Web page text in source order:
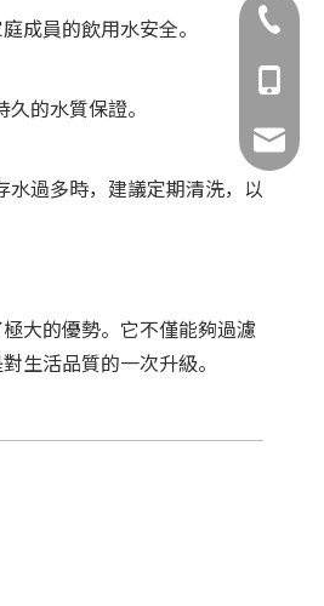
成員的飲用水安全。
的水質保證。
過多時，建議定期清洗，以
大的優勢。它不僅能夠過濾
生活品質的一次升級。
02-